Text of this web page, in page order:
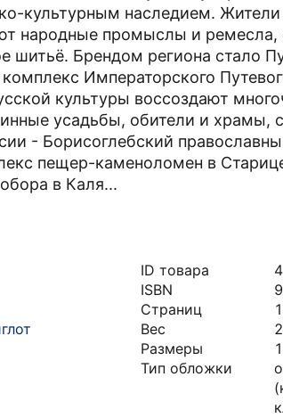
культурным наследием.
народные промыслы и ремесла,
шитьё. Брендом региона стало
Императорского
культуры воссоздают
усадьбы, обители и храмы,
- Борисоглебский
пещер-каменоломен в
в Каля...
ID товара
ISBN
Страниц
Вес
Размеры
Тип обложки